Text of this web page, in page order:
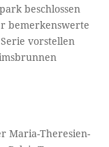
beschlossen
bemerkenswerte
vorstellen
Maria-Theresien-